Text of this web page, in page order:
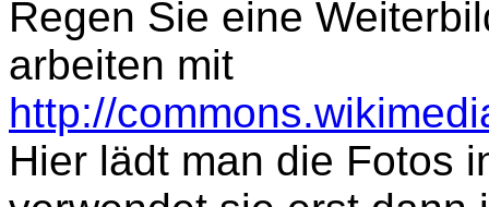
Regen Sie eine
arbeiten mit
http://
Hier lädt man die Fotos